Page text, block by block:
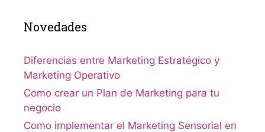
Novedades
Diferencias entre Marketing Estratégico y
Marketing Operativo
Como crear un Plan de Marketing para tu
negocio
Como implementar el Marketing Sensorial en